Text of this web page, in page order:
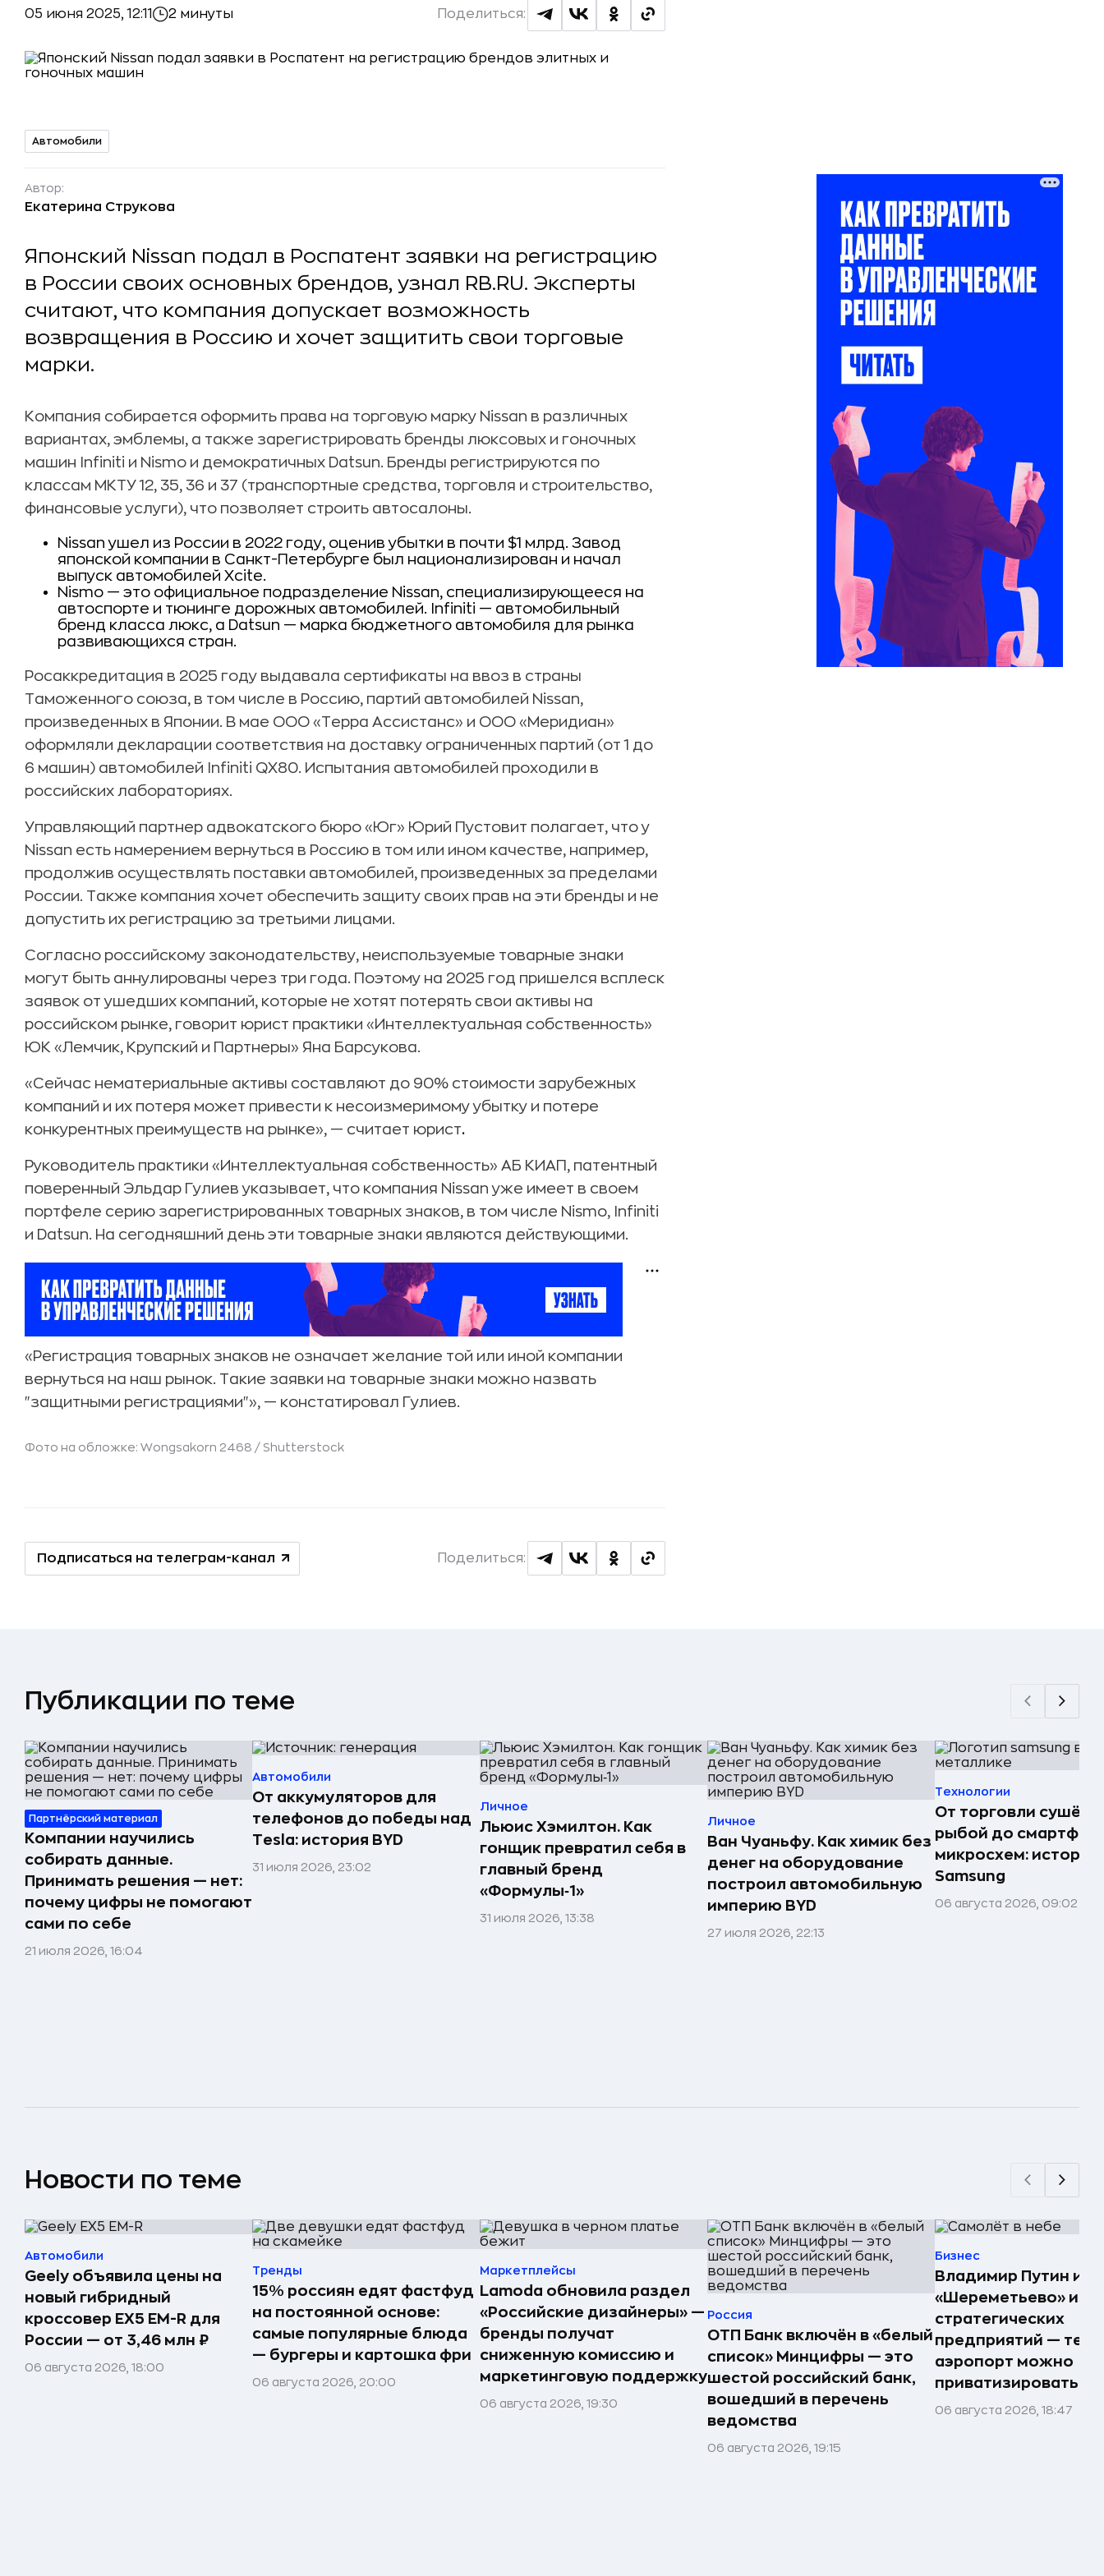
05 июня 2025, 12:11 2 минуты Поделиться:
Автомобили
Автор:
Екатерина Струкова
Японский Nissan подал в Роспатент заявки на регистрацию
в России своих основных брендов, узнал RB.RU. Эксперты
считают, что компания допускает возможность
возвращения в Россию и хочет защитить свои торговые
марки.
Компания собирается оформить права на торговую марку Nissan в различных
вариантах, эмблемы, а также зарегистрировать бренды люксовых и гоночных
машин Infiniti и Nismо и демократичных Datsun. Бренды регистрируются по
классам МКТУ 12, 35, 36 и 37 (транспортные средства, торговля и строительство,
финансовые услуги), что позволяет строить автосалоны.
Nissan ушел из России в 2022 году, оценив убытки в почти $1 млрд. Завод
японской компании в Санкт-Петербурге был национализирован и начал
выпуск автомобилей Xcite.
Nismo — это официальное подразделение Nissan, специализирующееся на
автоспорте и тюнинге дорожных автомобилей. Infiniti — автомобильный
бренд класса люкс, а Datsun — марка бюджетного автомобиля для рынка
развивающихся стран.
Росаккредитация в 2025 году выдавала сертификаты на ввоз в страны
Таможенного союза, в том числе в Россию, партий автомобилей Nissan,
произведенных в Японии. В мае ООО «Терра Ассистанс» и ООО «Меридиан»
оформляли декларации соответствия на доставку ограниченных партий (от 1 до
6 машин) автомобилей Infiniti QX80. Испытания автомобилей проходили в
российских лабораториях.
Управляющий партнер адвокатского бюро «Юг» Юрий Пустовит полагает, что у
Nissan есть намерением вернуться в Россию в том или ином качестве, например,
продолжив осуществлять поставки автомобилей, произведенных за пределами
России. Также компания хочет обеспечить защиту своих прав на эти бренды и не
допустить их регистрацию за третьими лицами.
Согласно российскому законодательству, неиспользуемые товарные знаки
могут быть аннулированы через три года. Поэтому на 2025 год пришелся всплеск
заявок от ушедших компаний, которые не хотят потерять свои активы на
российском рынке, говорит юрист практики «Интеллектуальная собственность»
ЮК «Лемчик, Крупский и Партнеры» Яна Барсукова.
«Сейчас нематериальные активы составляют до 90% стоимости зарубежных
компаний и их потеря может привести к несоизмеримому убытку и потере
конкурентных преимуществ на рынке», — считает юрист.
Руководитель практики «Интеллектуальная собственность» АБ КИАП, патентный
поверенный Эльдар Гулиев указывает, что компания Nissan уже имеет в своем
портфеле серию зарегистрированных товарных знаков, в том числе Nismo, Infiniti
и Datsun. На сегодняшний день эти товарные знаки являются действующими.
«Регистрация товарных знаков не означает желание той или иной компании
вернуться на наш рынок. Такие заявки на товарные знаки можно назвать
"защитными регистрациями"», — констатировал Гулиев.
Фото на обложке: Wongsakorn 2468 / Shutterstock
Подписаться на телеграм-канал Поделиться:
Публикации по теме
Партнёрский материал
Компании научились
собирать данные.
Принимать решения — нет:
почему цифры не помогают
сами по себе
21 июля 2026, 16:04
Автомобили
От аккумуляторов для
телефонов до победы над
Tesla: история BYD
31 июля 2026, 23:02
Личное
Льюис Хэмилтон. Как
гонщик превратил себя в
главный бренд
«Формулы‑1»
31 июля 2026, 13:38
Личное
Ван Чуаньфу. Как химик без
денег на оборудование
построил автомобильную
империю BYD
27 июля 2026, 22:13
Технологии
От торговли
рыбой до
микросхем: история
Samsung
06 августа 2026, 09:02
Новости по теме
Автомобили
Geely объявила цены на
новый гибридный
кроссовер EX5 EM-R для
России — от 3,46 млн ₽
06 августа 2026, 18:00
Тренды
15% россиян едят фастфуд
на постоянной основе:
самые популярные блюда
— бургеры и картошка фри
06 августа 2026, 20:00
Маркетплейсы
Lamoda обновила раздел
«Российские дизайнеры» —
бренды получат
сниженную комиссию и
маркетинговую поддержку
06 августа 2026, 19:30
Россия
ОТП Банк включён в «белый
список» Минцифры — это
шестой российский банк,
вошедший в перечень
ведомства
06 августа 2026, 19:15
Бизнес
Владимир Путин
«Шереметьево» из
стратегических
предприятий —
аэропорт можно
приватизировать
06 августа 2026, 18:47